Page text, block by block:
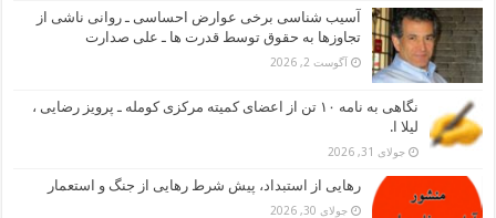
آسیب شناسی برخی عوارض احساسی ـ روانی ناشی از
تجاوزها به حقوق توسط قدرت ها ـ علی صدارت
آگوست 2, 2026
نگاهی به نامه ۱۰ تن از اعضای کمیته مرکزی کومله ـ پرویز رضایی ،
لیلا ا.
جولای 31, 2026
رهایی از استبداد، پیش شرط رهایی از جنگ و استعمار
جولای 30, 2026